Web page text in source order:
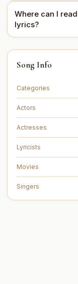
The lyrics are
Where can I read
lyrics?
You can read
में तेरी)" on this
Song Info
Categories
Actors
Actresses
Lyricists
Movies
Singers